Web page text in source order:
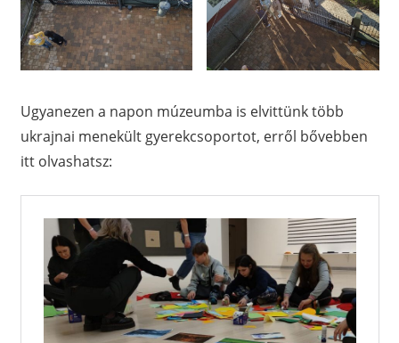
Ugyanezen a napon múzeumba is elvittünk több
ukrajnai menekült gyerekcsoportot, erről bővebben
itt olvashatsz: